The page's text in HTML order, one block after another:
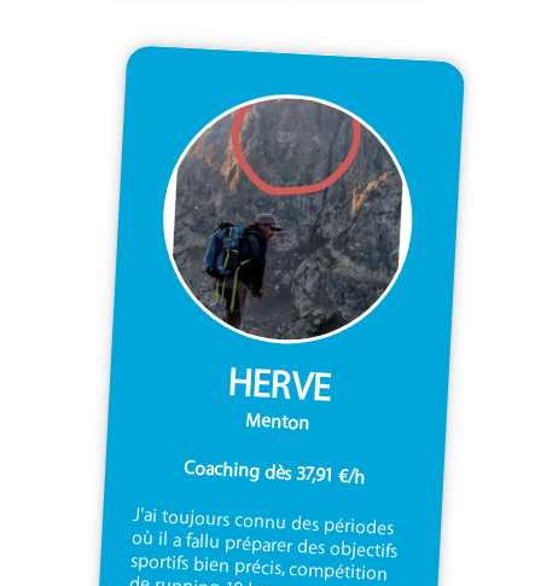
HERVE
Menton
Coaching dès 37,91 €/h
J'ai toujours connu des périodes
où il a fallu préparer des objectifs
sportifs bien précis, compétition
de running 10 km, ou courses de
vélo, et grâce à ces expériences, en
plus de celles de coaching sportif,
je peux permettre à mon public
sur Menton d'arriver également à